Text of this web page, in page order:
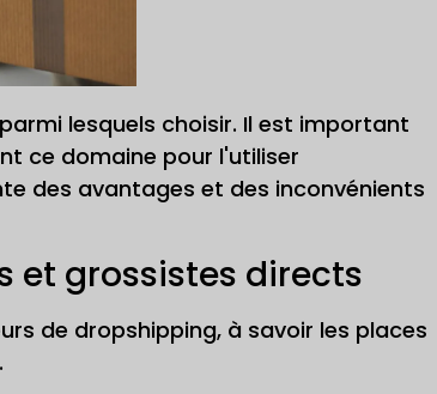
lesquels choisir. Il est important
ce domaine pour l'utiliser
des avantages et des inconvénients
et grossistes directs
de dropshipping, à savoir les places